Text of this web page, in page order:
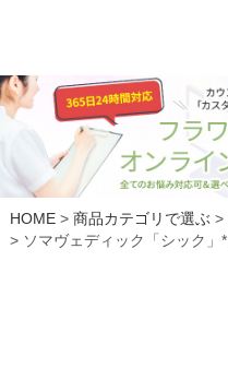
HOME 商品カテゴリで選ぶ
ソマヴェディック「シック」